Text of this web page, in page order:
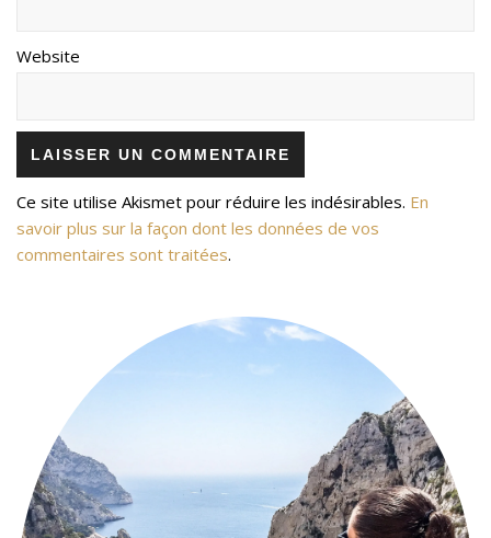
Website
Ce site utilise Akismet pour réduire les indésirables. En
savoir plus sur la façon dont les données de vos
commentaires sont traitées.